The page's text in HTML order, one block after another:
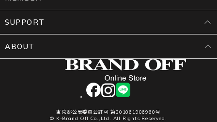
facebookinstagram
LINE
東京都公安委員会許可 第301061906960号
© K-Brand Off Co.,Ltd. All Rights Reserved.
SUPPORT
ABOUT